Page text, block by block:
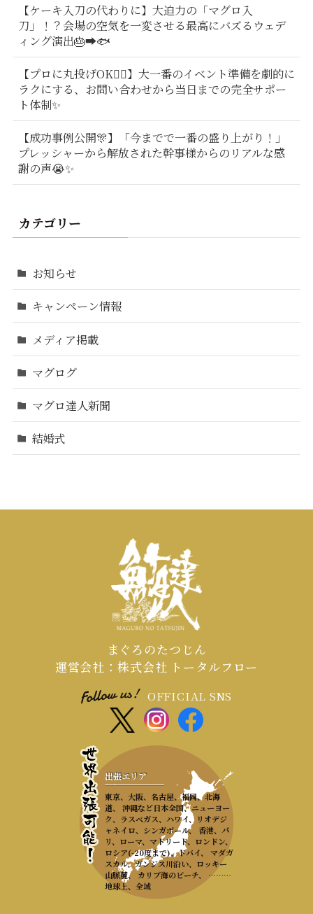
【ケーキ入刀の代わりに】大迫力の「マグロ入
刀」！？会場の空気を一変させる最高にバズるウェデ
ィング演出🎂➡️🐟
【プロに丸投げOK🙆‍♂️】大一番のイベント準備を劇的に
ラクにする、お問い合わせから当日までの完全サポー
ト体制✨
【成功事例公開🎊】「今までで一番の盛り上がり！」
プレッシャーから解放された幹事様からのリアルな感
謝の声😭✨
カテゴリー
お知らせ
キャンペーン情報
メディア掲載
マグログ
マグロ達人新聞
結婚式
まぐろのたつじん
運営会社：株式会社 トータルフロー
OFFICIAL SNS
出張エリア
東京、大阪、名古屋、福岡、北海
道、 沖縄など日本全国、ニューヨー
ク、ラスベガス、ハワイ、リオデジ
ャネイロ、シンガポール、 香港、パ
リ、ローマ、マドリード、ロンドン、
ロシア(-20度まで)、ドバイ、 マダガ
スカル、ガンジス川沿い、ロッキー
山脈麓、 カリブ海のビーチ、 ………
地球上、全域